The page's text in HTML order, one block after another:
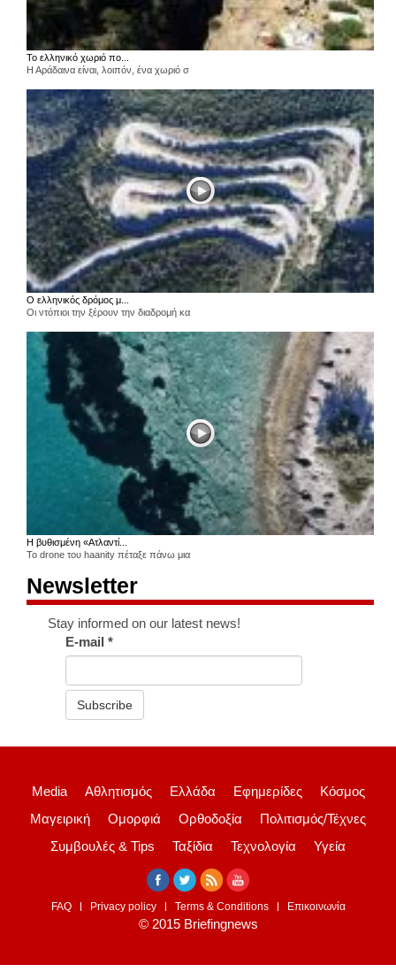
Το ελληνικό χωριό πο...
Η Αράδαινα είναι, λοιπόν, ένα χωριό σ
Ο ελληνικός δρόμος μ...
Οι ντόπιοι την ξέρουν την διαδρομή κα
Η βυθισμένη «Ατλαντί...
Το drone του haanity πέταξε πάνω μια
Newsletter
Stay informed on our latest news!
E-mail*
Subscribe
Media Αθλητισμός Ελλάδα Εφημερίδες
Κόσμος
Μαγειρική
Ομορφιά Ορθοδοξία
Πολιτισμός/Τέχνες
Συμβουλές & Tips
Ταξίδια Τεχνολογία Υγεία
FAQ Privacy policy Terms & Conditions Επικοινωνία
© 2015 Briefingnews